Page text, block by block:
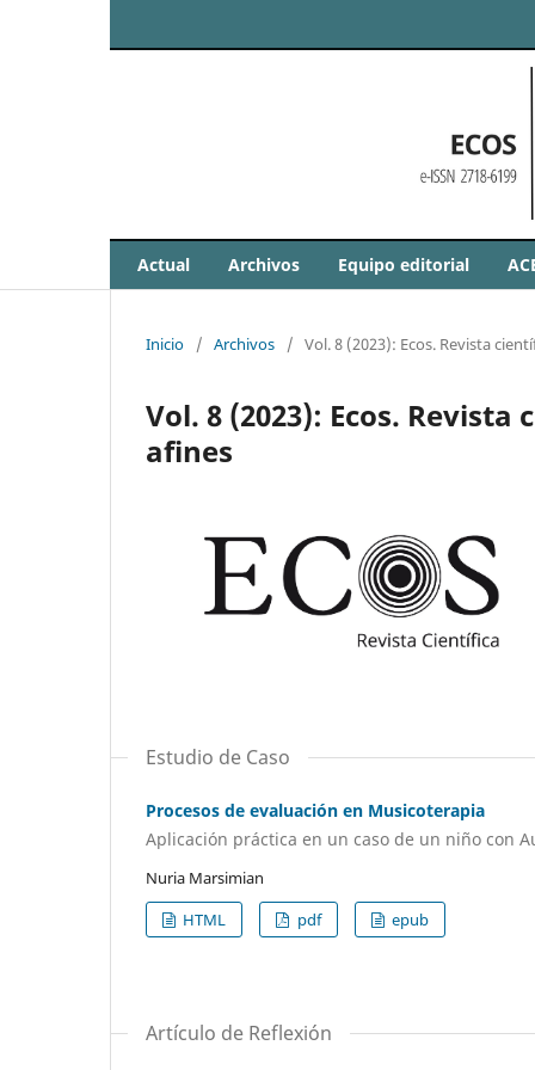
Actual Archivos Equipo editorial
Inicio / Archivos / Vol. 8 (2023): Ecos. Revista
Vol. 8 (2023): Ecos.
afines
Estudio de Caso
Procesos de evaluación en Musicoterapia
Aplicación práctica en un caso de un niño con
Nuria Marsimian
HTML
pdf epub
Artículo de Reflexión